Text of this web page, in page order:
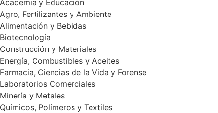
Academia y Educación
Agro, Fertilizantes y Ambiente
Alimentación y Bebidas
Biotecnología
Construcción y Materiales
Energía, Combustibles y Aceites
Farmacia, Ciencias de la Vida y Forense
Laboratorios Comerciales
Minería y Metales
Químicos, Polímeros y Textiles